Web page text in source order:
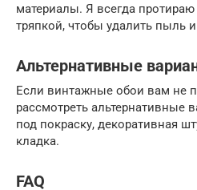
материалы. Я всегда
тряпкой, чтобы удалить пыль
Альтернативные
Если винтажные обои вам не
рассмотреть альтернативные
под покраску, декоративная
кладка.
FAQ